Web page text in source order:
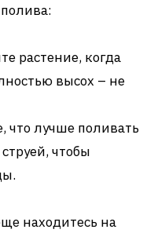
растение, когда
высох – не
что лучше поливать
чтобы
находитесь на